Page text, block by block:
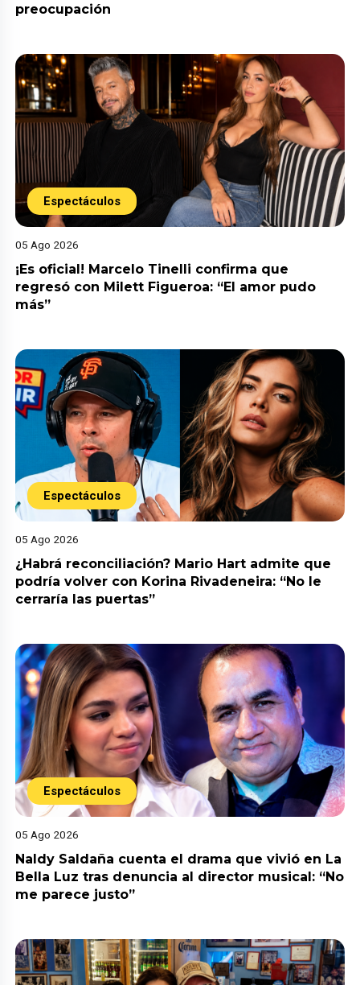
preocupación
Espectáculos
05 Ago 2026
¡Es oficial! Marcelo Tinelli confirma que
regresó con Milett Figueroa: “El amor pudo
más”
Espectáculos
05 Ago 2026
¿Habrá reconciliación? Mario Hart admite que
podría volver con Korina Rivadeneira: “No le
cerraría las puertas”
Espectáculos
05 Ago 2026
Naldy Saldaña cuenta el drama que vivió en La
Bella Luz tras denuncia al director musical: “No
me parece justo”